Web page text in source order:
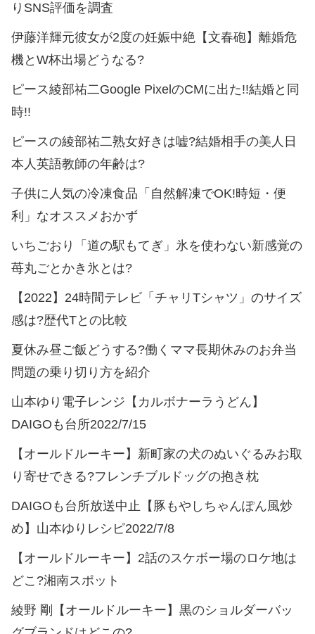
りSNS評価を調査
伊藤洋輝元彼女が2度の妊娠中絶【文春砲】離婚危
機とW杯出場どうなる?
ピース綾部祐二Google PixelのCMに出た!!結婚と同
時!!
ピースの綾部祐二熟女好きは嘘?結婚相手の美人日
本人英語教師の年齢は?
子供に人気の冷凍食品「自然解凍でOK!時短・便
利」なオススメおかず
いちごおり「道の駅もてぎ」氷を使わない新感覚の
苺丸ごとかき氷とは?
【2022】24時間テレビ「チャリTシャツ」のサイズ
感は?歴代Tとの比較
夏休み昼ご飯どうする?働くママ長期休みのお弁当
問題の乗り切り方を紹介
山本ゆり電子レンジ【カルボナーラうどん】
DAIGOも台所2022/7/15
【オールドルーキー】新町家の犬のぬいぐるみお取
り寄せできる?フレンチブルドッグの抱き枕
DAIGOも台所放送中止【豚もやしちゃんぽん風炒
め】山本ゆりレシピ2022/7/8
【オールドルーキー】2話のスケボー場のロケ地は
どこ?湘南スポット
綾野 剛【オールドルーキー】黒のショルダーバッ